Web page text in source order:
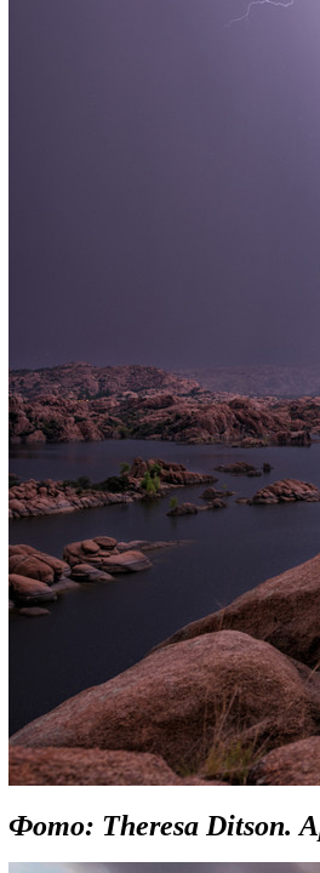
Фото: Theresa Ditson.